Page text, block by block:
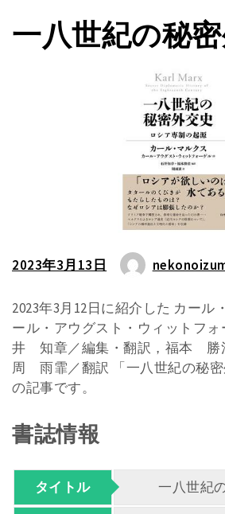
一八世紀の秘
2023年3月13日
2023年3月12日に紹介した カール
ール・アウグスト・ウィットフ
井 知章／編集・翻訳，福本 勝
周 雨霏／翻訳 「一八世紀の秘
の記事です。
書誌情報
タイトル 一八世紀